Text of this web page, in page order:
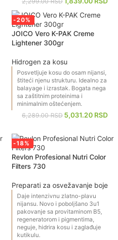
-20%
JOICO Vero K-PAK Creme
Lightener 300gr
Hidrogen za kosu
6,289.00RSD 5,031.20 RSD
Posvetljuje kosu do osam nijansi,
štiteći njenu strukturu. Idealno za
balayage i izrastak. Bogata nega
sa zaštitnim proteinima i
minimalnim oštećenjem.
-18%
Revlon Profesional Nutri Color
Filters 730
Preparati za osvežavanje boje
Daje intenzivnu zlatno-plavu
nijansu. Novo i poboljšano 3u1
pakovanje sa provitaminom B5,
regeneratorom i pigmentima,
neguje, hidrira kosu i zaglađuje
kutikulu.